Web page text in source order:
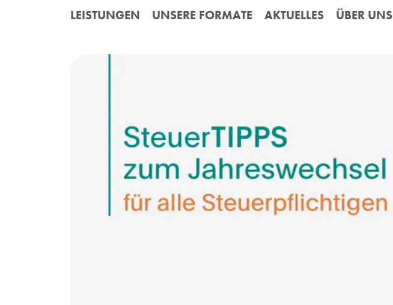
LEISTUNGEN UNSERE FORMATE AKTUELLES ÜBER UNS